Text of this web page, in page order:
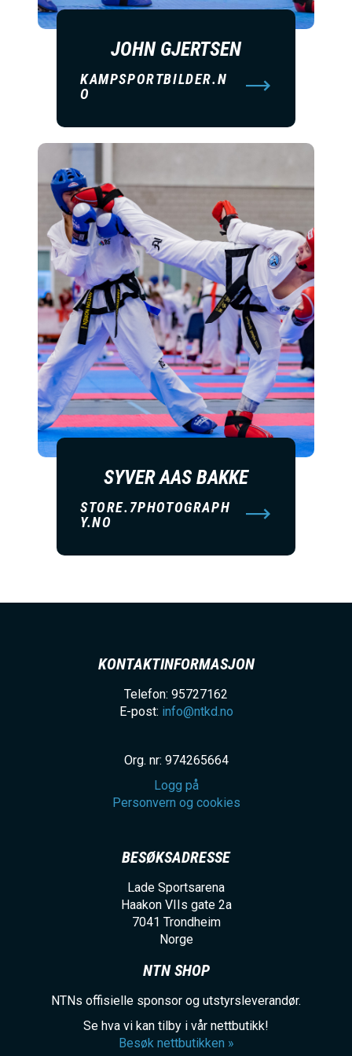
JOHN GJERTSEN
KAMPSPORTBILDER.N
O
SYVER AAS BAKKE
STORE.7PHOTOGRAPH
Y.NO
KONTAKTINFORMASJON
Telefon: 95727162
E-post: info@ntkd.no
Org. nr: 974265664
Logg på
Personvern og cookies
BESØKSADRESSE
Lade Sportsarena
Haakon VIIs gate 2a
7041 Trondheim
Norge
NTN SHOP
NTNs offisielle sponsor og utstyrsleverandør.
Se hva vi kan tilby i vår nettbutikk!
Besøk nettbutikken »